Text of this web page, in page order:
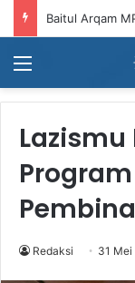
Menu
Redaksi 31